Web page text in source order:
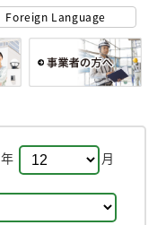
Foreign Language
年 月